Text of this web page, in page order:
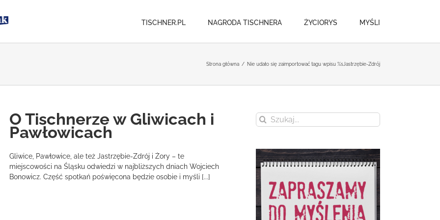
TISCHNER.PL NAGRODA TISCHNERA ŻYCIORYS MYŚLI
Strona główna / Nie udało się zaimportować tagu wpisu %s Jastrzębie-Zdrój
O Tischnerze w Gliwicach i
Pawłowicach
Gliwice, Pawłowice, ale też Jastrzębie-Zdrój i Żory – te
miejscowości na Śląsku odwiedzi w najbliższych dniach Wojciech
Bonowicz. Część spotkań poświęcona będzie osobie i myśli [...]
Szukaj